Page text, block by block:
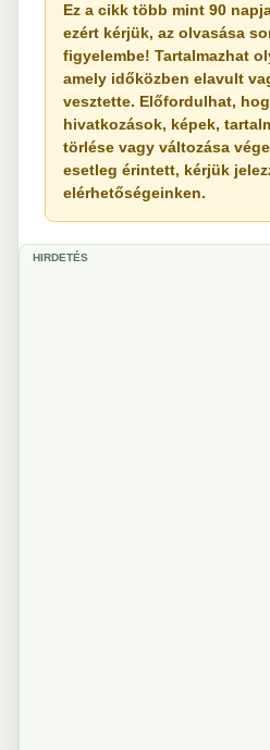
Ez a cikk több mint 90
ezért kérjük, az olvasása
figyelembe! Tartalmazhat
amely időközben elavult
vesztette. Előfordulhat,
hivatkozások, képek,
törlése vagy változása
esetleg érintett, kérjük
elérhetőségeinken.
HIRDETÉS